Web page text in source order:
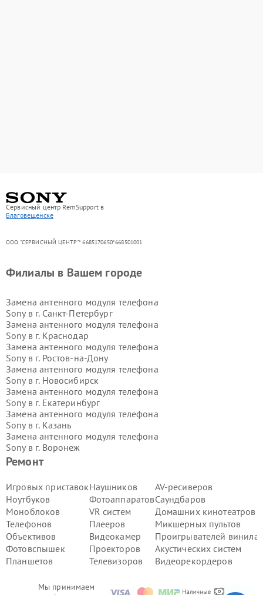
Сервисный центр RemSupport в
Благовещенске
ООО "СЕРВИСНЫЙ ЦЕНТР"* 6685170650*668501001
Мы принимаем
Ремонт
Игровых приставок
Ноутбуков
Моноблоков
Телефонов
Объективов
Фотовспышек
Планшетов
Наушников
Фотоаппаратов
VR систем
Плееров
Видеокамер
Проекторов
Телевизоров
AV-ресиверов
Саундбаров
Домашних кинотеатров
Микшерных пультов
Проигрывателей винила
Акустических систем
Видеорекордеров
Филиалы в Вашем городе
Замена антенного модуля телефона
Sony в г. Санкт-Петербург
Замена антенного модуля телефона
Sony в г. Краснодар
Замена антенного модуля телефона
Sony в г. Ростов-на-Дону
Замена антенного модуля телефона
Sony в г. Новосибирск
Замена антенного модуля телефона
Sony в г. Екатеринбург
Замена антенного модуля телефона
Sony в г. Казань
Замена антенного модуля телефона
Sony в г. Воронеж
Замена антенного модуля телефона
Sony в г.Волгоград
Sony в г.Самара
Замена антенного модуля телефона
Sony в г.Пермь
Замена антенного модуля телефона
Sony в г.Красноярск
Замена антенного модуля телефона
Sony в г.Ижевск
Замена антенного модуля телефона
Sony в г. Челябинск
Замена антенного модуля телефона